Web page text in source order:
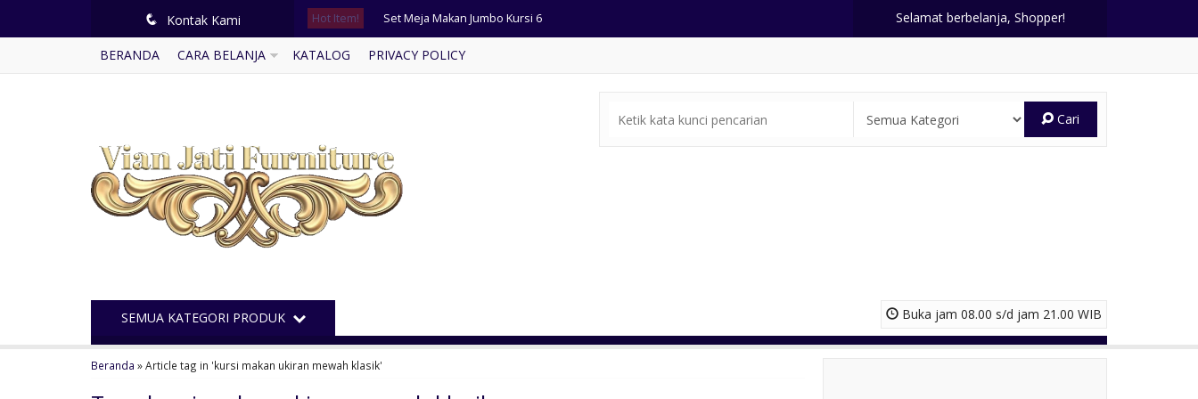
q Kontak Kami Hot Item! Set Meja Makan Jumbo Kursi 6
Meja Makan Modern Terbaru
Meja Rias Klasik Kaki Lengkung
Buffet Tv Retro Kayu Jati Anyaman Rotan Alami
Selamat berbelanja, Shopper!
BERANDA CARA BELANJA KATALOG PRIVACY POLICY
Cari
Buka jam 08.00 s/d jam 21.00 WIB
SEMUA KATEGORI PRODUK
Beranda »Article tag in 'kursi makan ukiran mewah klasik'